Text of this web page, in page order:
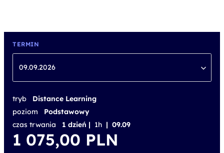
TERMIN
09.09.2026
tryb
Distance Learning
poziom
Podstawowy
czas trwania
1 dzień | 1h | 09.09
1 075,00 PLN